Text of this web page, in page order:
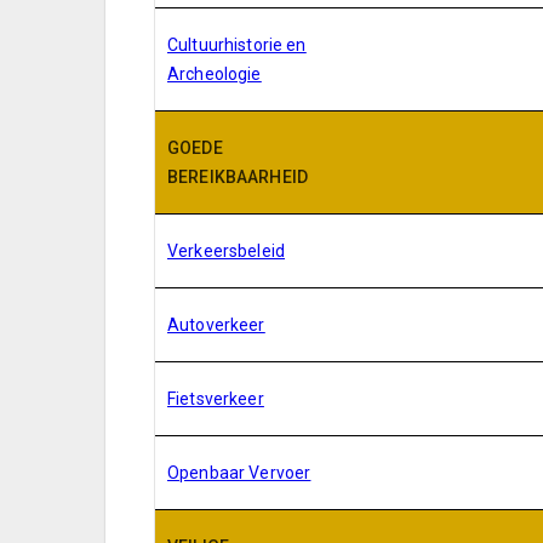
Cultuurhistorie en
Archeologie
GOEDE
BEREIKBAARHEID
Verkeersbeleid
Autoverkeer
Fietsverkeer
Openbaar Vervoer